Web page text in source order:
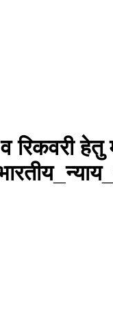
हेतु